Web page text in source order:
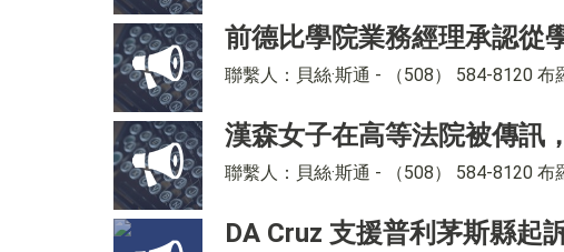
前德比學院業務經理承認從
聯繫人：貝絲·斯通 - （508） 584-8120
漢森女子在高等法院被傳訊
聯繫人：貝絲·斯通 - （508） 584-8120
DA Cruz 支援普利茅斯縣起